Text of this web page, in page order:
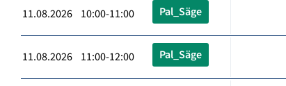
11.08.2026 10:00-11:00 Pal_Säge
11.08.2026 11:00-12:00 Pal_Säge